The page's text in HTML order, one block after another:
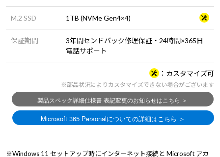
M.2 SSD 1TB (NVMe Gen4×4)
保証期間
3年間センドバック修理保証・24時間×365日
電話サポート
カスタマイズ可
※部品状況によりカスタマイズできない場合がございます
※Windows 11 セットアップ時にインターネット接続と Microsoft アカ